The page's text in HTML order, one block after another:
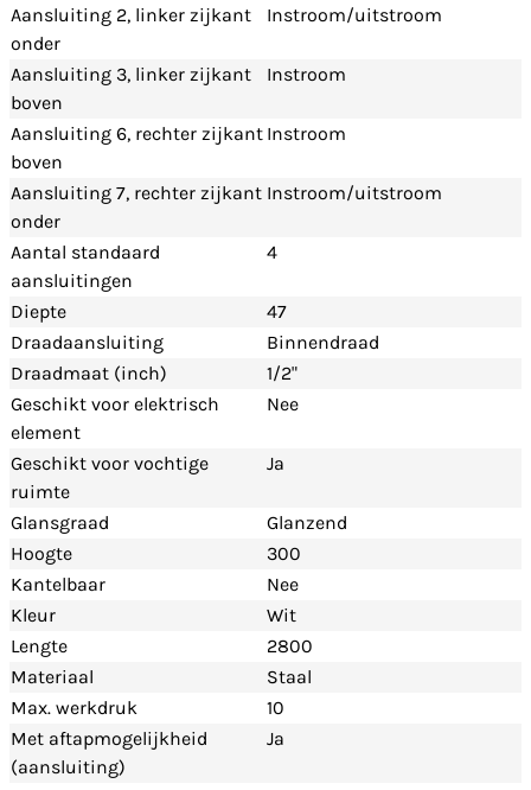
Aansluiting 2, linker zijkant
onder
Instroom/uitstroom
Aansluiting 3, linker zijkant
boven
Instroom
Aansluiting 6, rechter zijkant
boven
Instroom
Aansluiting 7, rechter zijkant
onder
Instroom/uitstroom
Aantal standaard
aansluitingen
4
Diepte
47
Draadaansluiting
Binnendraad
Draadmaat (inch)
1/2"
Geschikt voor elektrisch
element
Nee
Geschikt voor vochtige
ruimte
Ja
Glansgraad
Glanzend
Hoogte
300
Kantelbaar
Nee
Kleur
Wit
Lengte
2800
Materiaal
Staal
Max. werkdruk
10
Met aftapmogelijkheid
(aansluiting)
Ja